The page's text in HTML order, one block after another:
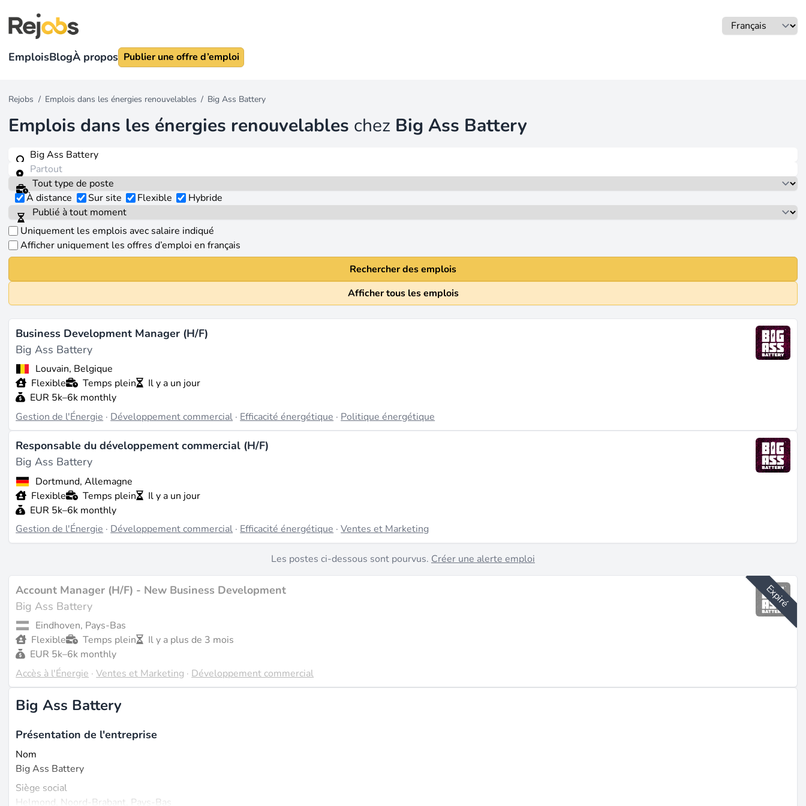
EmploisBlogÀ propos Publier une offre d’emploi
Rejobs / Emplois dans les énergies renouvelables / Big Ass Battery
Emplois dans les énergies renouvelables chez Big Ass Battery
À distance Sur site Flexible Hybride
Uniquement les emplois avec salaire indiqué
Afficher uniquement les offres d’emploi en français
Rechercher des emplois
Afficher tous les emplois
Business Development Manager (H/F)
Big Ass Battery
Louvain, Belgique
Flexible
Temps plein
Il y a un jour
EUR 5k–6k monthly
Gestion de l'Énergie · Développement commercial · Efficacité énergétique · Politique énergétique
Responsable du développement commercial (H/F)
Big Ass Battery
Dortmund, Allemagne
Flexible
Temps plein
Il y a un jour
EUR 5k–6k monthly
Gestion de l'Énergie · Développement commercial · Efficacité énergétique ·Ventes et Marketing
Les postes ci-dessous sont pourvus. Créer une alerte emploi
Expiré
Account Manager (H/F) - New Business Development
Big Ass Battery
Eindhoven, Pays-Bas
Flexible
Temps plein
Il y a plus de 3 mois
EUR 5k–6k monthly
Accès à l'Énergie ·Ventes et Marketing · Développement commercial
Big Ass Battery
Présentation de l'entreprise
Nom
Big Ass Battery
Siège social
Helmond, Noord-Brabant, Pays-Bas